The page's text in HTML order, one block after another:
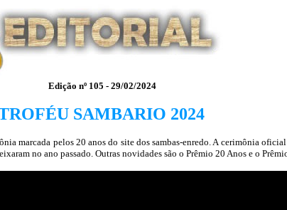
Edição nº 105 - 29/02/2024
SAMBARIO 2024
marcada pelos 20 anos do site dos sambas-enredo. A cerimônia
no ano passado. Outras novidades são o Prêmio 20 Anos e o